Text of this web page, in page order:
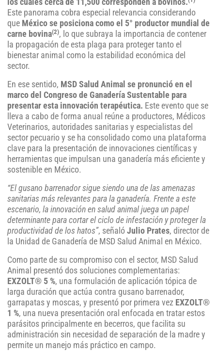
los cuales cerca de 11,500 corresponden a bovinos.
Este panorama cobra especial relevancia considerando
que México se posiciona como el 5° productor mundial de
carne bovina(2), lo que subraya la importancia de contener
la propagación de esta plaga para proteger tanto el
bienestar animal como la estabilidad económica del
sector.
En ese sentido, MSD Salud Animal se pronunció en el
marco del Congreso de Ganadería Sustentable para
presentar esta innovación terapéutica. Este evento que se
lleva a cabo de forma anual reúne a productores, Médicos
Veterinarios, autoridades sanitarias y especialistas del
sector pecuario y se ha consolidado como una plataforma
clave para la presentación de innovaciones científicas y
herramientas que impulsan una ganadería más eficiente y
sostenible en México.
“El gusano barrenador sigue siendo una de las amenazas
sanitarias más relevantes para la ganadería. Frente a este
escenario, la innovación en salud animal juega un papel
determinante para cortar el ciclo de infestación y proteger la
productividad de los hatos”, señaló Julio Prates, director de
la Unidad de Ganadería de MSD Salud Animal en México.
Como parte de su compromiso con el sector, MSD Salud
Animal presentó dos soluciones complementarias:
EXZOLT® 5 %, una formulación de aplicación tópica de
larga duración que actúa contra gusano barrenador,
garrapatas y moscas, y presentó por primera vez EXZOLT®
1 %, una nueva presentación oral enfocada en tratar estos
parásitos principalmente en becerros, que facilita su
administración sin necesidad de separación de la madre y
permite un manejo más práctico en campo.